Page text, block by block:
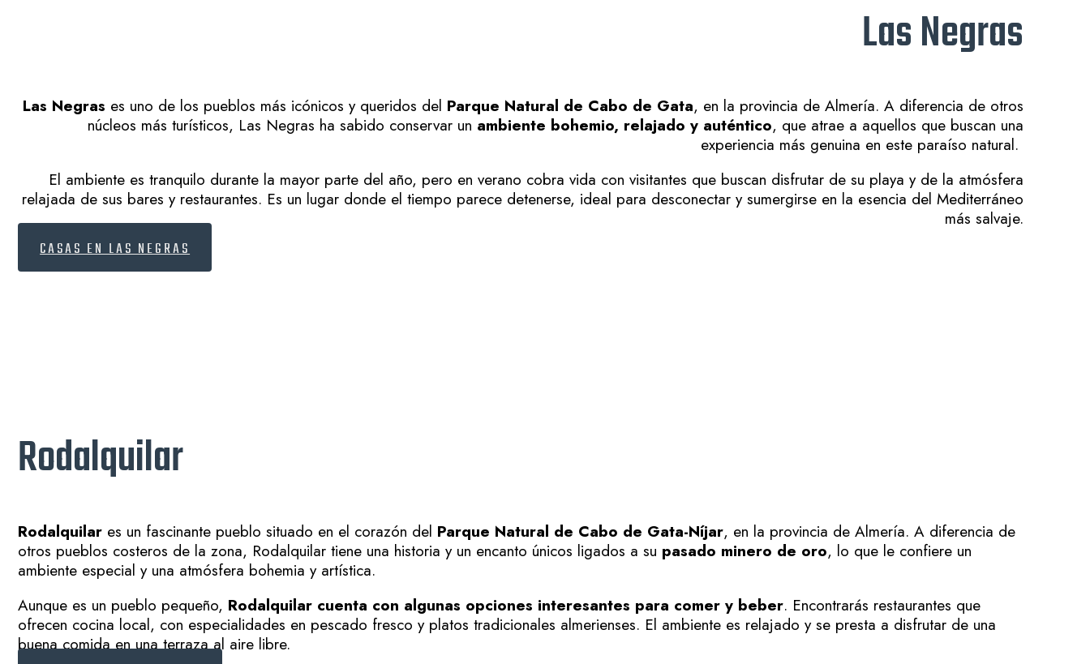
Las Negras
Las Negras es uno de los pueblos más icónicos y queridos del Parque Natural de Cabo de Gata, en la provincia de Almería. A diferencia de otros
núcleos más turísticos, Las Negras ha sabido conservar un ambiente bohemio, relajado y auténtico, que atrae a aquellos que buscan una
experiencia más genuina en este paraíso natural.
El ambiente es tranquilo durante la mayor parte del año, pero en verano cobra vida con visitantes que buscan disfrutar de su playa y de la atmósfera
relajada de sus bares y restaurantes. Es un lugar donde el tiempo parece detenerse, ideal para desconectar y sumergirse en la esencia del Mediterráneo
más salvaje.
CASAS EN LAS NEGRAS
Rodalquilar
Rodalquilares un fascinante pueblo situado en el corazón del Parque Natural de Cabo de Gata-Níjar, en la provincia de Almería. A diferencia de
otros pueblos costeros de la zona, Rodalquilar tiene una historia y un encanto únicos ligados a su pasado minero de oro, lo que le confiere un
ambiente especial y una atmósfera bohemia y artística.
Aunque es un pueblo pequeño, Rodalquilar cuenta con algunas opciones interesantes para comer y beber. Encontrarás restaurantes que
ofrecen cocina local, con especialidades en pescado fresco y platos tradicionales almerienses. El ambiente es relajado y se presta a disfrutar de una
buena comida en una terraza al aire libre.